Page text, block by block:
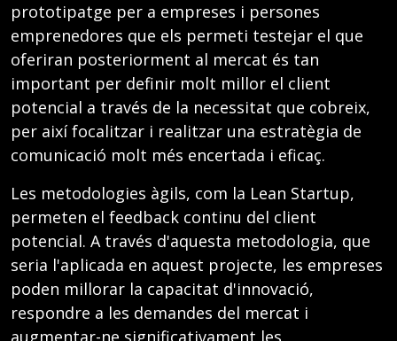
prototipatge per a empreses i persones
emprenedores que els permeti testejar el que
oferiran posteriorment al mercat és tan
important per definir molt millor el client
potencial a través de la necessitat que cobreix,
per així focalitzar i realitzar una estratègia de
comunicació molt més encertada i eficaç.
Les metodologies àgils, com la Lean Startup,
permeten el feedback continu del client
potencial. A través d'aquesta metodologia, que
seria l'aplicada en aquest projecte, les empreses
poden millorar la capacitat d'innovació,
respondre a les demandes del mercat i
augmentar-ne significativament les